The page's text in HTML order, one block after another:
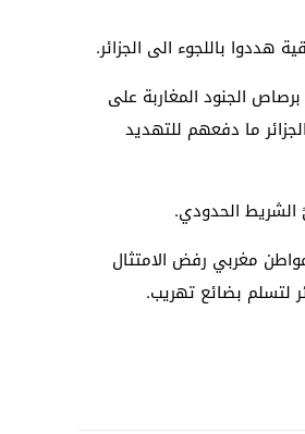
هددوا باللجوء الى الجزائر.
الجنود المغاربة على
ما دفعهم للتهديد
الشريط الحدودي.
مغربي رفض الامتثال
لتسلم بضائع تهريب.